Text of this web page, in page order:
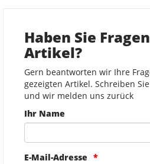
Haben Sie
Artikel?
Gern beantworten wir Ihre
gezeigten Artikel. Schreiben
und wir melden uns zurück
Ihr Name
E-Mail-Adresse